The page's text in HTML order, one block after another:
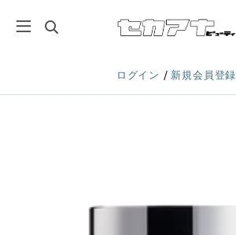
ログイン / 新規会員登録